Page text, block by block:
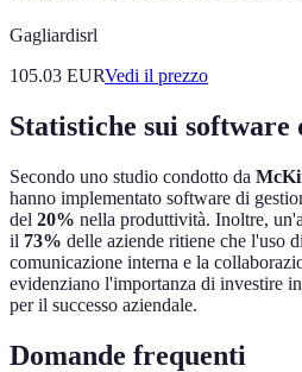
Gagliardisrl
105.03 EURVedi il prezzo
Statistiche sui software
Secondo uno studio condotto da
hanno implementato software di
del 20% nella produttività. Inoltre,
il 73% delle aziende ritiene che l'uso
comunicazione interna e la
evidenziano l'importanza di investire
per il successo aziendale.
Domande frequenti